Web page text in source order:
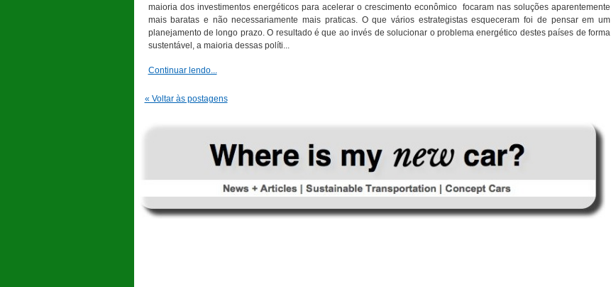
maioria dos investimentos energéticos para acelerar o crescimento econômico focaram nas soluções aparentemente
mais baratas e não necessariamente mais praticas. O que vários estrategistas esqueceram foi de pensar em um
planejamento de longo prazo. O resultado é que ao invés de solucionar o problema energético destes países de forma
sustentável, a maioria dessas políti...
Continuar lendo...
« Voltar às postagens